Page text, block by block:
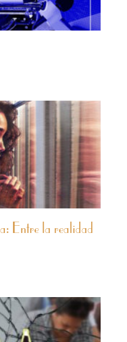
Entre la realidad